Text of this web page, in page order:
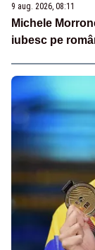
9 aug. 2026, 08:11
Michele
iubesc pe